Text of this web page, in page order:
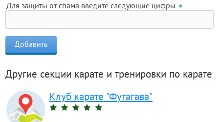
Для защиты от спама введите следующие цифры
Другие секции карате и тренировки по карате
Клуб карате "Футагава"